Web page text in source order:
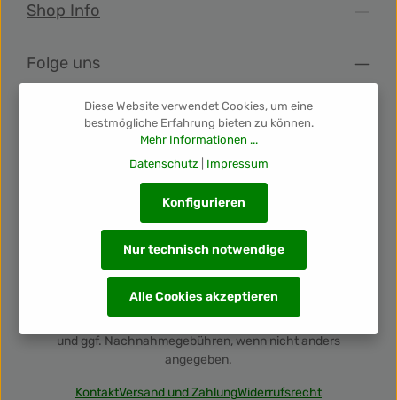
Shop Info
Folge uns
Newsletter
Unsere Auszeichnungen
und ggf. Nachnahmegebühren, wenn nicht anders
angegeben.
KontaktVersand und ZahlungWiderrufsrecht
Diese Website verwendet Cookies, um eine
bestmögliche Erfahrung bieten zu können.
Mehr Informationen ...
Datenschutz
Impressum
Nur technisch notwendige
Konfigurieren
Alle Cookies akzeptieren